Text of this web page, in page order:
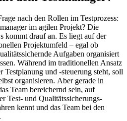
nach den Rollen im Testprozess:
im agilen Projekt? Die
kommt drauf an. Es liegt auf der
Projektumfeld – egal ob
Aufgaben organisiert
Während im traditionellen Ansatz
Testplanung und -steuerung steht, soll
organisieren. Aber gerade in
Team bereichernd sein, auf
Test- und Qualitätssicherungs-
kennt und das Team bei den